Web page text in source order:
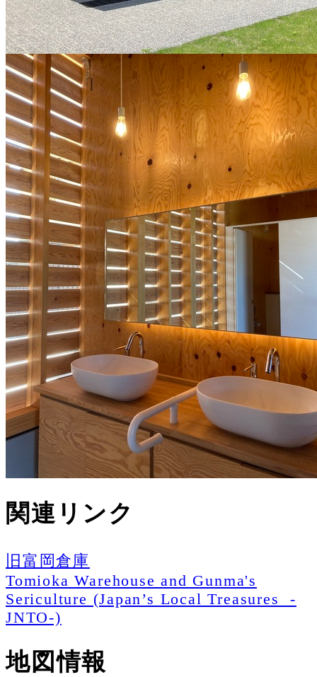
関連リンク
旧富岡倉庫
Tomioka Warehouse and Gunma's
Sericulture (Japan’s Local Treasures -
JNTO-)
地図情報